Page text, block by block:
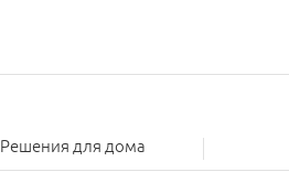
Решения для дома